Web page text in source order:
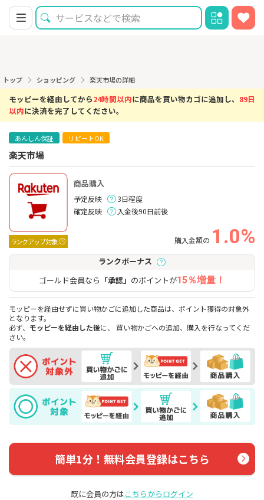
トップ ショッピング 楽天市場の詳細
モッピーを経由してから24時間以内に商品を買い物カゴに追加し、 89日
以内に決済を完了してください。
あんしん保証 リピートOK
楽天市場
ランクアップ対象
商品購入
予定反映
3日程度
確定反映
入金後90日前後
購入金額の 1.0%
ランクボーナス
ゴールド会員なら 「承認」 のポイントが15％増量！
モッピーを経由せずに買い物かごに追加した商品は、ポイント獲得の対象外
となります。
必ず、 モッピーを経由した後に、 買い物かごへの追加、購入を行なってくだ
さい。
簡単1分！無料会員登録はこちら
既に会員の方はこちらからログイン